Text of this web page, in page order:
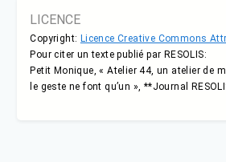
LICENCE
Copyright: Licence Creative Commons
Pour citer un texte publié par RESOLIS:
Petit Monique, « Atelier 44, un atelier de
le geste ne font qu’un », **Journal